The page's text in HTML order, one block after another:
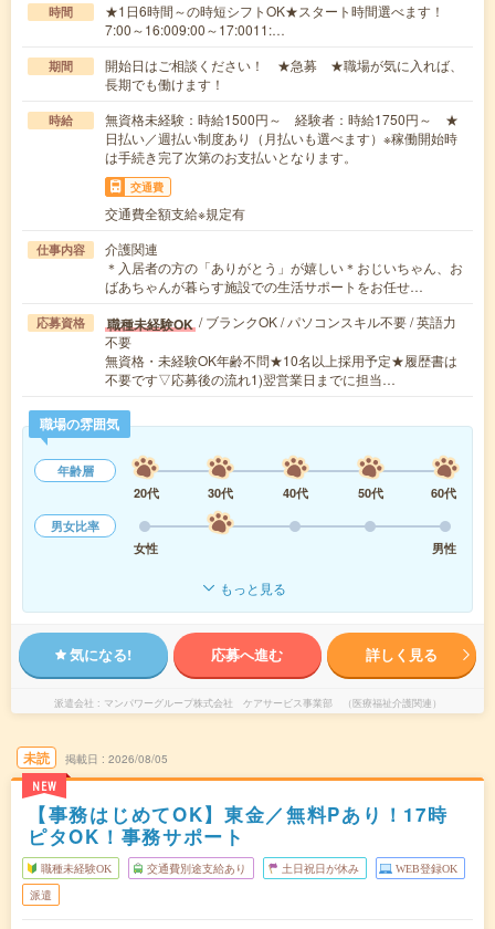
時間
★1日6時間～の時短シフトOK★スタート時間選べます！
7:00～16:009:00～17:0011:…
期間
開始日はご相談ください！ ★急募 ★職場が気に入れば、
長期でも働けます！
時給
無資格未経験：時給1500円～ 経験者：時給1750円～ ★
日払い／週払い制度あり（月払いも選べます）※稼働開始時
は手続き完了次第のお支払いとなります。
交通費
交通費全額支給※規定有
仕事内容
介護関連
＊入居者の方の「ありがとう」が嬉しい＊おじいちゃん、お
ばあちゃんが暮らす施設での生活サポートをお任せ…
応募資格 職種未経験OK / ブランクOK / パソコンスキル不要 / 英語力
不要
無資格・未経験OK年齢不問★10名以上採用予定★履歴書は
不要です▽応募後の流れ1)翌営業日までに担当…
職場の雰囲気
年齢層
20代
30代 40代 50代
60代
男女比率
女性
男性
もっと見る
気になる! 応募へ進む 詳しく見る
派遣会社 マンパワーグループ株式会社 ケアサービス事業部 （医療福祉介護関連）
未読
NEW
掲載日 2026/08/05
【事務はじめてOK】東金／無料Pあり！17時
ピタOK！事務サポート
職種未経験OK 交通費別途支給あり 土日祝日が休み WEB登録OK
派遣